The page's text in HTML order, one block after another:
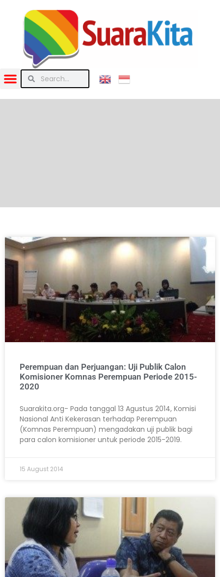
Perempuan dan Perjuangan: Uji Publik Calon
Komisioner Komnas Perempuan Periode 2015-
2020
Suarakita.org- Pada tanggal 13 Agustus 2014, Komisi
Nasional Anti Kekerasan terhadap Perempuan
(Komnas Perempuan) mengadakan uji publik bagi
para calon komisioner untuk periode 2015-2019.
15 August 2014